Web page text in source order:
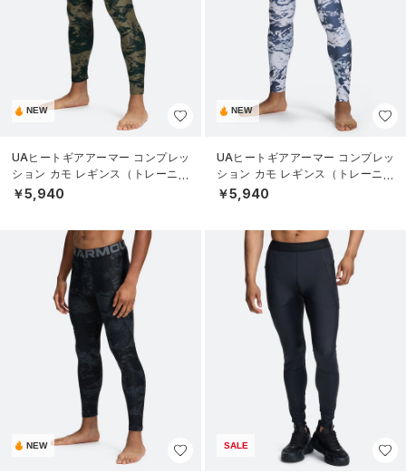
NEW
UAヒートギアアーマー コンプレッ
ション カモ レギンス（トレーニン
グ/MEN）
￥5,940
NEW
UAヒートギアアーマー コンプレッ
ション カモ レギンス（トレーニン
グ/MEN）
￥5,940
NEW SALE